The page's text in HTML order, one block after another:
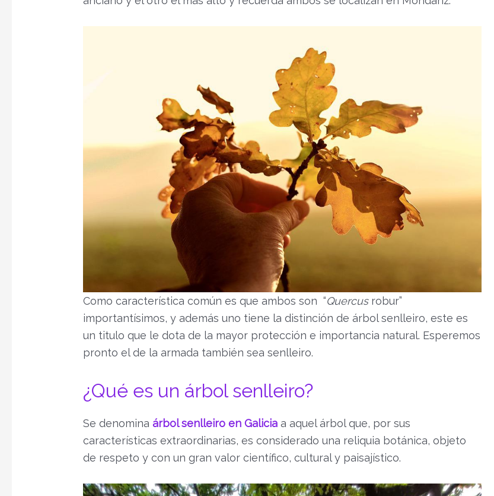
Como característica común es que ambos son “Quercusrobur”
importantísimos, y además uno tiene la distinción de árbol senlleiro, este es
un titulo que le dota de la mayor protección e importancia natural. Esperemos
pronto el de la armada también sea senlleiro.
¿Qué es un árbol senlleiro?
Se denominaárbol senlleiro en Galiciaa aquel árbol que, por sus
características extraordinarias, es considerado una reliquia botánica, objeto
de respeto y con un gran valor científico, cultural y paisajístico.